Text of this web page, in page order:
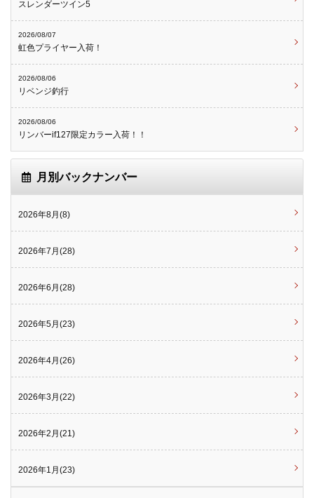
スレンダーツイン5
2026/08/07
虹色プライヤー入荷！
2026/08/06
リベンジ釣行
2026/08/06
リンバーif127限定カラー入荷！！
月別バックナンバー
2026年8月(8)
2026年7月(28)
2026年6月(28)
2026年5月(23)
2026年4月(26)
2026年3月(22)
2026年2月(21)
2026年1月(23)